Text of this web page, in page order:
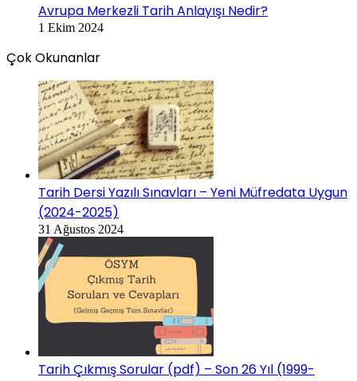
Avrupa Merkezli Tarih Anlayışı Nedir?
1 Ekim 2024
Çok Okunanlar
Tarih Dersi Yazılı Sınavları – Yeni Müfredata Uygun
(2024-2025)
31 Ağustos 2024
Tarih Çıkmış Sorular (pdf) – Son 26 Yıl (1999-